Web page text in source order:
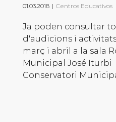
01.03.2018 | Centros Educativos
Ja poden consultar
d'audicions i
març i abril a la sala
Municipal José
Conservatori